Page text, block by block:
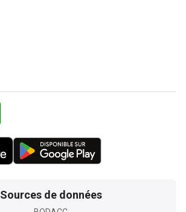
Sources de données